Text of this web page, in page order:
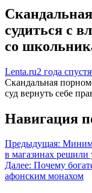
судиться с
со
Lenta.ru2 года спустя
Скандальная
суд вернуть себе
Навигация
Предыдущая:
в магазинах решили
Далее: Почему
афонским монахом